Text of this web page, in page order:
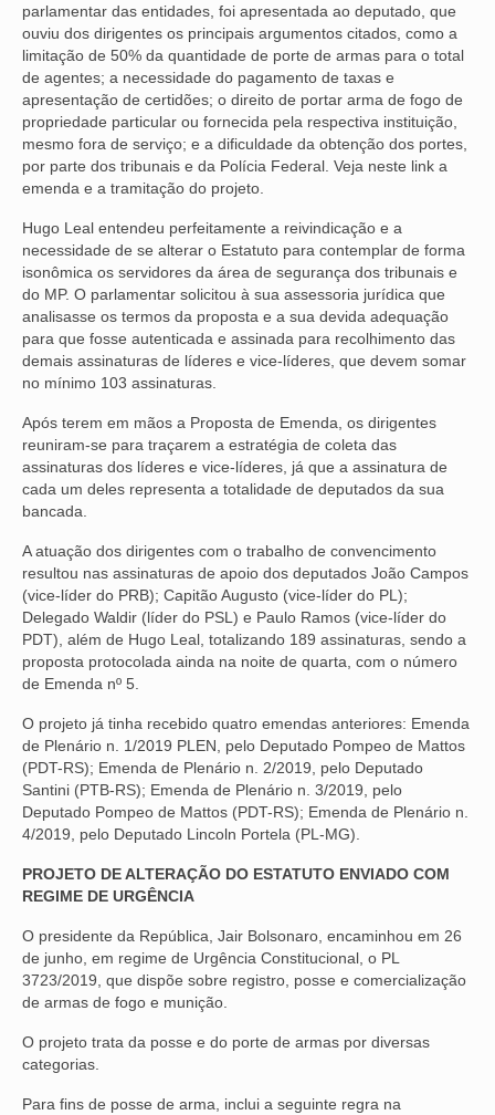
NOTÍCIAS
BOLETIM
VÍDEOS
CONVÊNIOS
JURÍDICO
NÚCLEOS
APOSENTADOS
AGENTES DE POLÍCIA JUDICIAL
ANALISTAS JUDICIÁRIOS
ACESSIBILIDADE E INCLUSÃO
MULHERES
OFICIAIS DE JUSTIÇA
SAÚDE
TÉCNICOS JUDICIÁRIOS
TECNOLOGIA DA INFORMAÇÃO
parlamentar das entidades, foi apresentada ao deputado, que
ouviu dos dirigentes os principais argumentos citados, como a
limitação de 50% da quantidade de porte de armas para o total
de agentes; a necessidade do pagamento de taxas e
apresentação de certidões; o direito de portar arma de fogo de
propriedade particular ou fornecida pela respectiva instituição,
mesmo fora de serviço; e a dificuldade da obtenção dos portes,
por parte dos tribunais e da Polícia Federal. Veja neste link a
emenda e a tramitação do projeto.
Hugo Leal entendeu perfeitamente a reivindicação e a
necessidade de se alterar o Estatuto para contemplar de forma
isonômica os servidores da área de segurança dos tribunais e
do MP. O parlamentar solicitou à sua assessoria jurídica que
analisasse os termos da proposta e a sua devida adequação
para que fosse autenticada e assinada para recolhimento das
demais assinaturas de líderes e vice-líderes, que devem somar
no mínimo 103 assinaturas.
Após terem em mãos a Proposta de Emenda, os dirigentes
reuniram-se para traçarem a estratégia de coleta das
assinaturas dos líderes e vice-líderes, já que a assinatura de
cada um deles representa a totalidade de deputados da sua
bancada.
A atuação dos dirigentes com o trabalho de convencimento
resultou nas assinaturas de apoio dos deputados João Campos
(vice-líder do PRB); Capitão Augusto (vice-líder do PL);
Delegado Waldir (líder do PSL) e Paulo Ramos (vice-líder do
PDT), além de Hugo Leal, totalizando 189 assinaturas, sendo a
proposta protocolada ainda na noite de quarta, com o número
de Emenda nº 5.
O projeto já tinha recebido quatro emendas anteriores: Emenda
de Plenário n. 1/2019 PLEN, pelo Deputado Pompeo de Mattos
(PDT-RS); Emenda de Plenário n. 2/2019, pelo Deputado
Santini (PTB-RS); Emenda de Plenário n. 3/2019, pelo
Deputado Pompeo de Mattos (PDT-RS); Emenda de Plenário n.
4/2019, pelo Deputado Lincoln Portela (PL-MG).
PROJETO DE ALTERAÇÃO DO ESTATUTO ENVIADO COM
REGIME DE URGÊNCIA
O presidente da República, Jair Bolsonaro, encaminhou em 26
de junho, em regime de Urgência Constitucional, o PL
3723/2019, que dispõe sobre registro, posse e comercialização
de armas de fogo e munição.
O projeto trata da posse e do porte de armas por diversas
categorias.
Para fins de posse de arma, inclui a seguinte regra na